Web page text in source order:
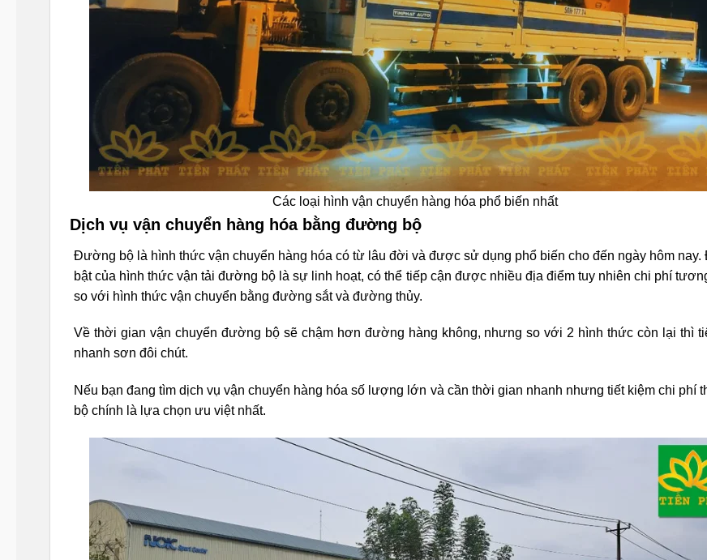
Các loại hình vận chuyển hàng hóa phổ biến nhất
Dịch vụ vận chuyển hàng hóa bằng đường bộ
Đường bộ là hình thức vận chuyển hàng hóa có từ lâu đời và được sử dụng phổ biến cho đến ngày hôm nay.
bật của hình thức vận tải đường bộ là sự linh hoạt, có thể tiếp cận được nhiều địa điểm tuy nhiên chi phí
so với hình thức vận chuyển bằng đường sắt và đường thủy.
Về thời gian vận chuyển đường bộ sẽ chậm hơn đường hàng không, nhưng so với 2 hình thức còn lại thì
nhanh sơn đôi chút.
Nếu bạn đang tìm dịch vụ vận chuyển hàng hóa số lượng lớn và cần thời gian nhanh nhưng tiết kiệm chi phí
bộ chính là lựa chọn ưu việt nhất.